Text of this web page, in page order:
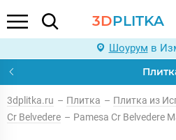
3DPLITKA
Шоурум в
3dplitka.ru – Плитка – Плитка из
Cr Belvedere – Pamesa Cr Belvedere